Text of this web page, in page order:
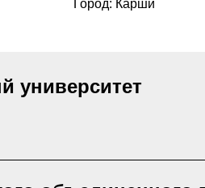
Город: Карши
университет